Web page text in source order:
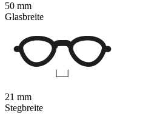
50 mm
Glasbreite
21 mm
Stegbreite